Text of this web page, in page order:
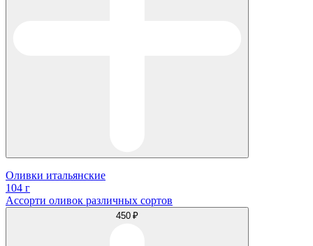
Оливки итальянские
104 г
Ассорти оливок различных сортов
450 ₽